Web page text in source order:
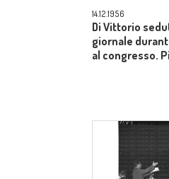
14.12.1956
Di Vittorio
giornale
al congresso.